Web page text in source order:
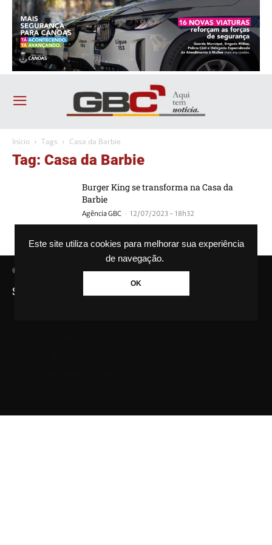
Este site utiliza cookies para melhorar sua experiência
de navegação.
OK
Início Tags Casa da Barbie
Tag: Casa da Barbie
Burger King se transforma na Casa da
Barbie
Agência GBC - 12/07/2023 - 18h32
© Agência GBC. Aqui tem notícia. Todos os direitos reservados.
SAIBA MAIS SOBRE A AGÊNCIA GBC